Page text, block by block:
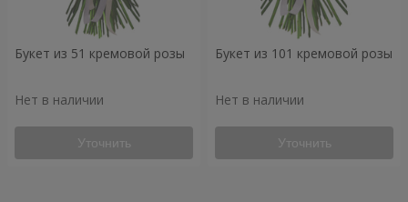
Букет из 51 кремовой розы
Нет в наличии
Уточнить
Букет из 101 кремовой розы
Нет в наличии
Уточнить